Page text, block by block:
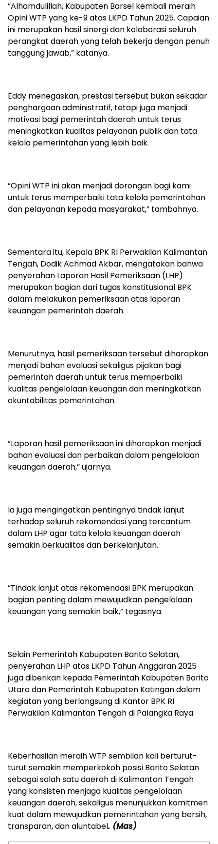
‎”Alhamdulillah, Kabupaten Barsel kembali meraih
Opini WTP yang ke-9 atas LKPD Tahun 2025. Capaian
ini merupakan hasil sinergi dan kolaborasi seluruh
perangkat daerah yang telah bekerja dengan penuh
tanggung jawab,” katanya.
‎Eddy menegaskan, prestasi tersebut bukan sekadar
penghargaan administratif, tetapi juga menjadi
motivasi bagi pemerintah daerah untuk terus
meningkatkan kualitas pelayanan publik dan tata
kelola pemerintahan yang lebih baik.
‎”Opini WTP ini akan menjadi dorongan bagi kami
untuk terus memperbaiki tata kelola pemerintahan
dan pelayanan kepada masyarakat,” tambahnya.
‎Sementara itu, Kepala BPK RI Perwakilan Kalimantan
Tengah, Dodik Achmad Akbar, mengatakan bahwa
penyerahan Laporan Hasil Pemeriksaan (LHP)
merupakan bagian dari tugas konstitusional BPK
dalam melakukan pemeriksaan atas laporan
keuangan pemerintah daerah.
‎Menurutnya, hasil pemeriksaan tersebut diharapkan
menjadi bahan evaluasi sekaligus pijakan bagi
pemerintah daerah untuk terus memperbaiki
kualitas pengelolaan keuangan dan meningkatkan
akuntabilitas pemerintahan.
‎”Laporan hasil pemeriksaan ini diharapkan menjadi
bahan evaluasi dan perbaikan dalam pengelolaan
keuangan daerah,” ujarnya.
‎Ia juga mengingatkan pentingnya tindak lanjut
terhadap seluruh rekomendasi yang tercantum
dalam LHP agar tata kelola keuangan daerah
semakin berkualitas dan berkelanjutan.
‎”Tindak lanjut atas rekomendasi BPK merupakan
bagian penting dalam mewujudkan pengelolaan
keuangan yang semakin baik,” tegasnya.
‎Selain Pemerintah Kabupaten Barito Selatan,
penyerahan LHP atas LKPD Tahun Anggaran 2025
juga diberikan kepada Pemerintah Kabupaten Barito
Utara dan Pemerintah Kabupaten Katingan dalam
kegiatan yang berlangsung di Kantor BPK RI
Perwakilan Kalimantan Tengah di Palangka Raya.
‎Keberhasilan meraih WTP sembilan kali berturut-
turut semakin memperkokoh posisi Barito Selatan
sebagai salah satu daerah di Kalimantan Tengah
yang konsisten menjaga kualitas pengelolaan
keuangan daerah, sekaligus menunjukkan komitmen
kuat dalam mewujudkan pemerintahan yang bersih,
transparan, dan aluntabel. (Mas)